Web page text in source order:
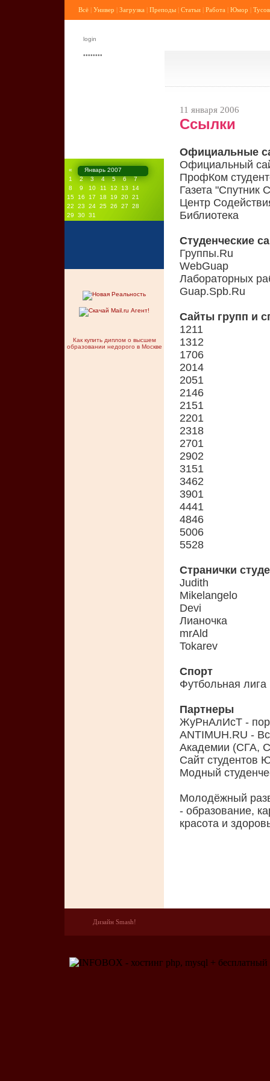
Всё | Универ | Загрузка | Преподы | Статьи | Работа | Юмор |
«
Январь 2007
1
2 3 4 5 6
7
8
9 10 11 12 13
14
15
16 17 18 19 20 21
22
23 24 25 26 27
28
29
30 31
Как купить диплом о высшем
образовании недорого в Москве
11 января 2006
Ссылки
Официальные
Официальный
ПрофКом
Газета "Спутник
Центр
Библиотека
Студенческие
Группы.Ru
WebGuap
Лабораторных
Guap.Spb.Ru
Сайты групп и
1211
1312
1706
2014
2051
2146
2151
2201
2318
2701
2902
3151
3462
3901
4441
4846
5006
5528
Странички
Judith
Mikelangelo
Devi
Лианочка
mrAld
Tokarev
Спорт
Футбольная
Партнеры
ЖуРнАлИсТ -
ANTIMUH.RU -
Академии (СГА,
Сайт студентов
Модный
Молодёжный
- образование,
красота и
Дизайн Smash!